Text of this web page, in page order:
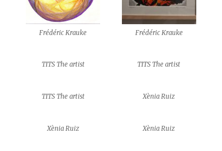
Frédéric Krauke Frédéric Krauke
TITS The artist TITS The artist
TITS The artist Xènia Ruiz
Xènia Ruiz Xènia Ruiz